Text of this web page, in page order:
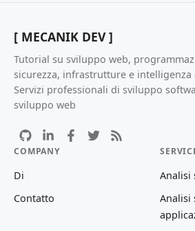
[ MECANIK DEV ]
Tutorial su sviluppo web,
sicurezza, infrastrutture e intelligenza
Servizi professionali di sviluppo
sviluppo web
COMPANY
Di
Contatto
Analisi
Analisi